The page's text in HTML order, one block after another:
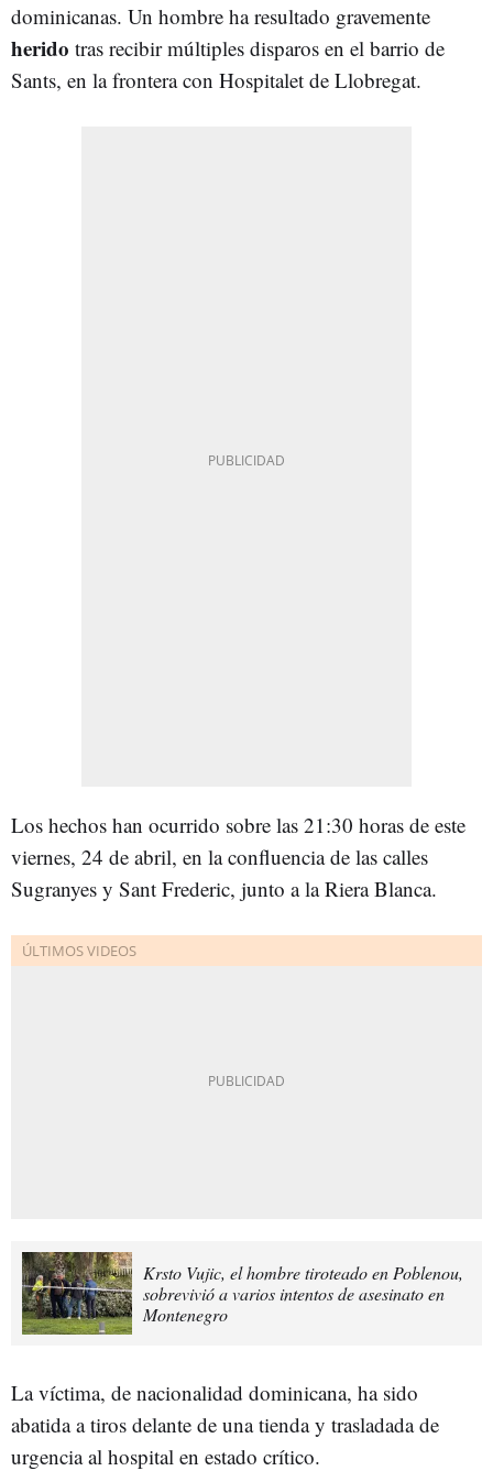
dominicanas. Un hombre ha resultado gravemente
herido tras recibir múltiples disparos en el barrio de
Sants, en la frontera con Hospitalet de Llobregat.
Los hechos han ocurrido sobre las 21:30 horas de este
viernes, 24 de abril, en la confluencia de las calles
Sugranyes y Sant Frederic, junto a la Riera Blanca.
Krsto Vujic, el hombre tiroteado en Poblenou,
sobrevivió a varios intentos de asesinato en
Montenegro
La víctima, de nacionalidad dominicana, ha sido
abatida a tiros delante de una tienda y trasladada de
urgencia al hospital en estado crítico.